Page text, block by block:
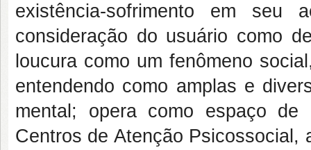
existência-sofrimento em seu
consideração do usuário como
loucura como um fenômeno
entendendo como amplas e
mental; opera como espaço
Centros de Atenção Psicossocial,